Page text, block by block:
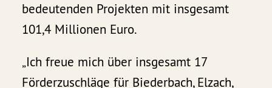
bedeutenden Projekten mit insgesamt
101,4 Millionen Euro.
„Ich freue mich über insgesamt 17
Förderzuschläge für Biederbach, Elzach,